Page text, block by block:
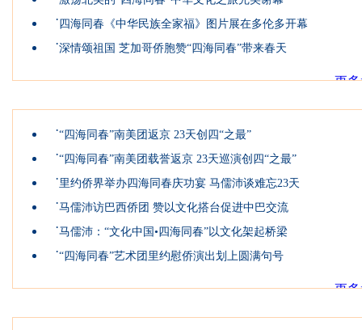
· 四海同春《中华民族全家福》图片展在多伦多开幕
·深情颂祖国 芝加哥侨胞赞“四海同春”带来春天
更
·“四海同春”南美团返京 23天创四“之最”
·“四海同春”南美团载誉返京 23天巡演创四“之最”
·里约侨界举办四海同春庆功宴 马儒沛谈难忘23天
·马儒沛访巴西侨团 赞以文化搭台促进中巴交流
·马儒沛：“文化中国•四海同春”以文化架起桥梁
·“四海同春”艺术团里约慰侨演出划上圆满句号
更